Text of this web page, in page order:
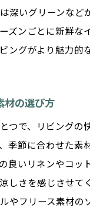
深いグリーンなど
ズンごとに新鮮な
ングがより魅力的
材の選び方
つで、リビングの
季節に合わせた素
良いリネンやコッ
しさを感じさせて
やフリース素材の